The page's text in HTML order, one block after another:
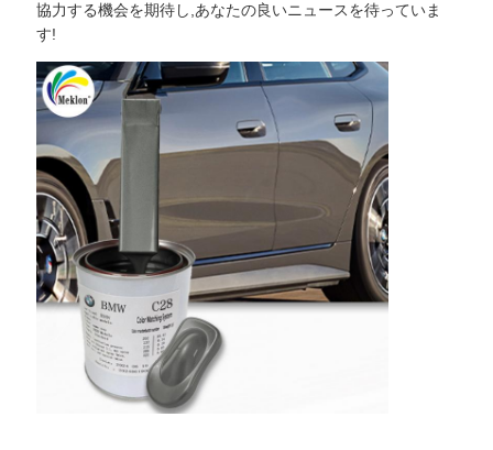
協力する機会を期待し,あなたの良いニュースを待っていま
す!